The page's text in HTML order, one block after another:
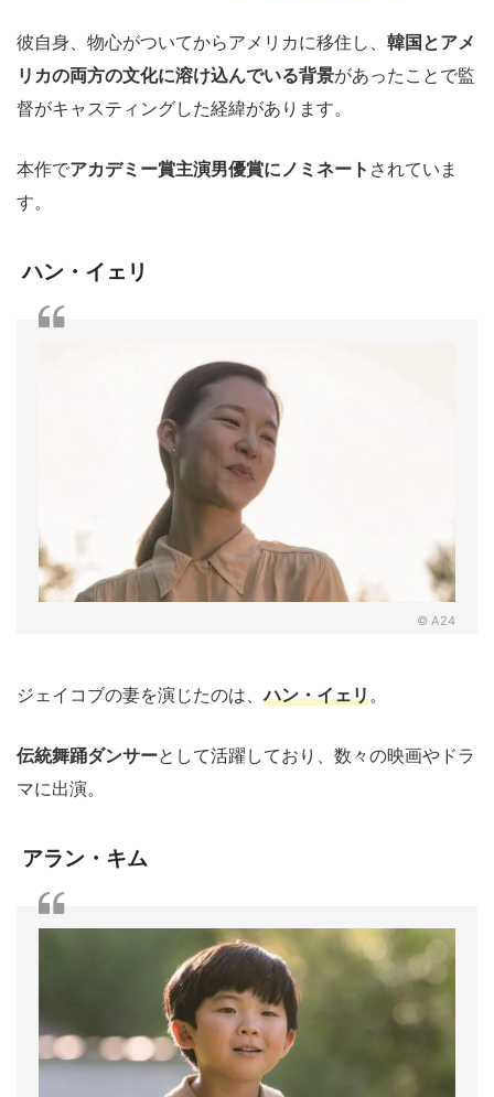
彼自身、物心がついてからアメリカに移住し、 韓国とアメ
リカの両方の文化に溶け込んでいる背景があったことで監
督がキャスティングした経緯があります。
本作でアカデミー賞主演男優賞にノミネート されていま
す。
ハン・イェリ
© A24
ジェイコブの妻を演じたのは、ハン・イェリ。
伝統舞踊ダンサーとして活躍しており、数々の映画やドラ
マに出演。
アラン・キム